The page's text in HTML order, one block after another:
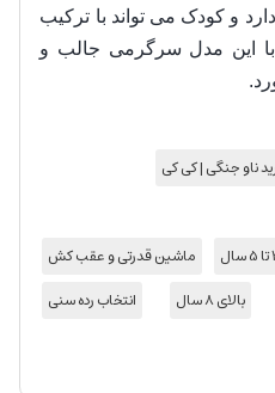
و کودک می تواند با ترکیب
این مدل سرگرمی جالب و
ناو جنگی | کی کی
ماشین قدرتی و عقب کش
بالای 8 سال
انتخاب رده سنی